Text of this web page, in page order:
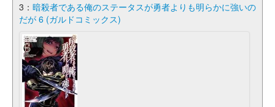
3： 暗殺者である俺のステータスが勇者よりも明らかに強いの
だが 6 (ガルドコミックス)